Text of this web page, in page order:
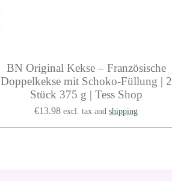
BN Original Kekse – Französische
Doppelkekse mit Schoko-Füllung | 2
Stück 375 g | Tess Shop
€13.98 excl. tax andshipping